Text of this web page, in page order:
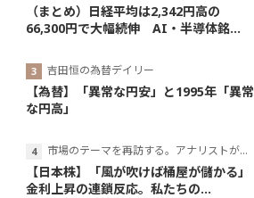
（まとめ）日経平均は2,342円高の
66,300円で大幅続伸 AI・半導体銘...
吉田恒の為替デイリー
【為替】「異常な円安」と1995年「異常
な円高」
市場のテーマを再訪する。アナリストが読み解くテーマの本質
【日本株】「風が吹けば桶屋が儲かる」
金利上昇の連鎖反応。私たちの...